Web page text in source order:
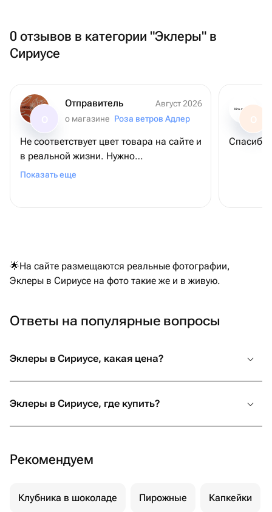
0 отзывов в категории "Эклеры" в
Сириусе
Отправитель
Август 2026
о магазине Роза ветров Адлер
Не соответствует цвет товара на сайте и
в реальной жизни. Нужно
предупреждать и указывать, что цвет
Показать еще
Kira.ne.mac
О
Спасибо
🌟На сайте размещаются реальные фотографии,
Эклеры в Сириусе на фото такие же и в живую.
Ответы на популярные вопросы
Эклеры в Сириусе, какая цена?
Эклеры в Сириусе, где купить?
Рекомендуем
Клубника в шоколаде Пирожные Капкейки